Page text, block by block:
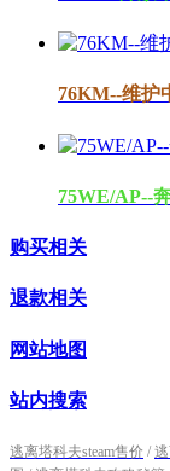
76KM--维护
75WE/AP--
购买相关
退款相关
网站地图
站内搜索
逃离塔科夫steam售价 /